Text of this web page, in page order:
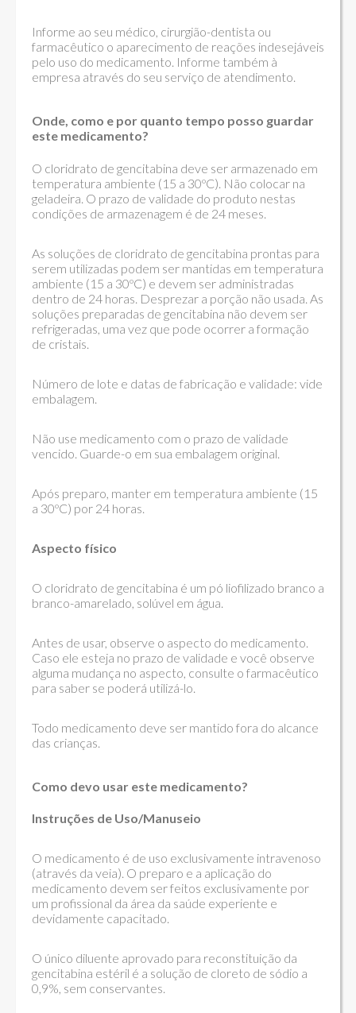
Informe ao seu médico, cirurgião-dentista ou
farmacêutico o aparecimento de reações indesejáveis
pelo uso do medicamento. Informe também à
empresa através do seu serviço de atendimento.
Onde, como e por quanto tempo posso guardar
este medicamento?
O cloridrato de gencitabina deve ser armazenado em
temperatura ambiente (15 a 30ºC). Não colocar na
geladeira. O prazo de validade do produto nestas
condições de armazenagem é de 24 meses.
As soluções de cloridrato de gencitabina prontas para
serem utilizadas podem ser mantidas em temperatura
ambiente (15 a 30ºC) e devem ser administradas
dentro de 24 horas. Desprezar a porção não usada. As
soluções preparadas de gencitabina não devem ser
refrigeradas, uma vez que pode ocorrer a formação
de cristais.
Número de lote e datas de fabricação e validade: vide
embalagem.
Não use medicamento com o prazo de validade
vencido. Guarde-o em sua embalagem original.
Após preparo, manter em temperatura ambiente (15
a 30ºC) por 24 horas.
Aspecto físico
O cloridrato de gencitabina é um pó liofilizado branco a
branco-amarelado, solúvel em água.
Antes de usar, observe o aspecto do medicamento.
Caso ele esteja no prazo de validade e você observe
alguma mudança no aspecto, consulte o farmacêutico
para saber se poderá utilizá-lo.
Todo medicamento deve ser mantido fora do alcance
das crianças.
Como devo usar este medicamento?
Instruções de Uso/Manuseio
O medicamento é de uso exclusivamente intravenoso
(através da veia). O preparo e a aplicação do
medicamento devem ser feitos exclusivamente por
um profissional da área da saúde experiente e
devidamente capacitado.
O único diluente aprovado para reconstituição da
gencitabina estéril é a solução de cloreto de sódio a
0,9%, sem conservantes.